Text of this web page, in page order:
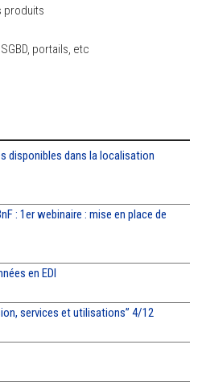
produits
portails, etc
disponibles dans la localisation
: 1er webinaire : mise en place de
en EDI
services et utilisations” 4/12